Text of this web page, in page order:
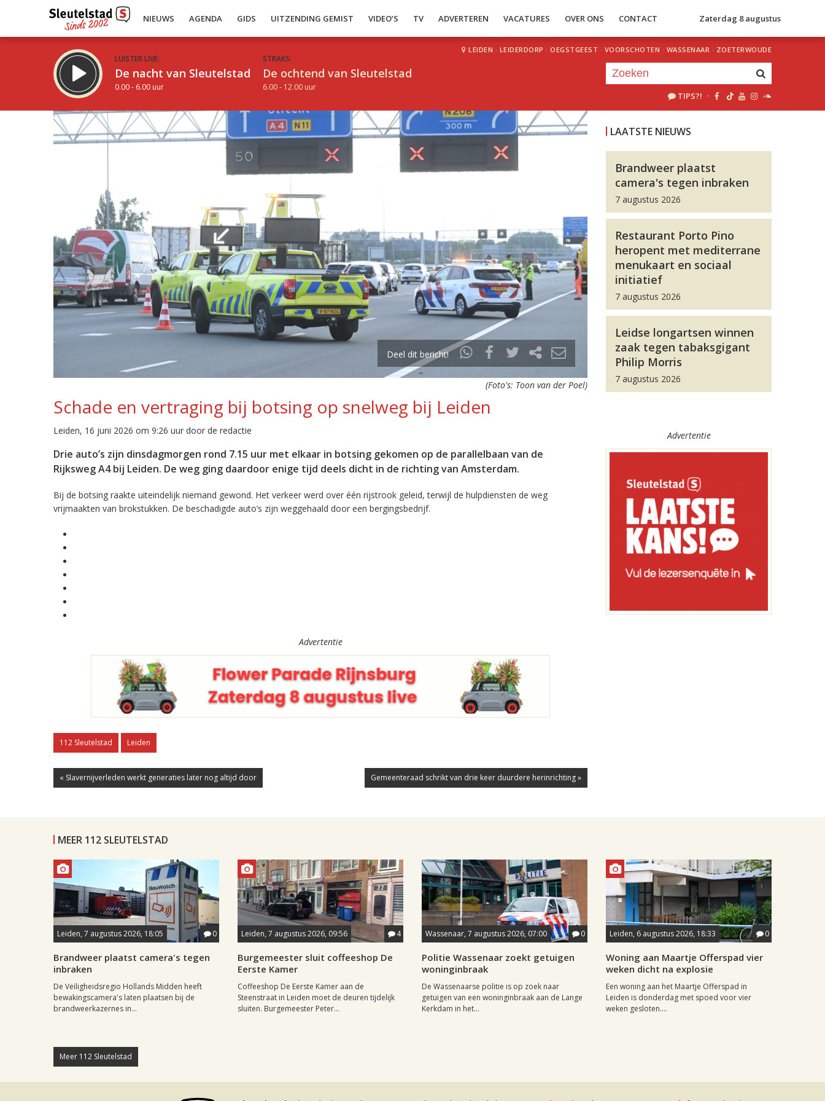
NIEUWS AGENDA GIDS UITZENDING GEMIST VIDEO’S TV ADVERTEREN VACATURES OVER ONS CONTACT Zaterdag 8 augustus
LUISTER LIVE:
De nacht van Sleutelstad
0.00 - 6.00 uur
STRAKS:
De ochtend van Sleutelstad
6.00 - 12.00 uur
LEIDEN · LEIDERDORP · OEGSTGEEST · VOORSCHOTEN · WASSENAAR · ZOETERWOUDE
TIPS?! ·
Deel dit bericht!
(Foto's: Toon van der Poel)
Schade en vertraging bij botsing op snelweg bij Leiden
Leiden, 16 juni 2026 om 9:26 uur door de redactie
Drie auto’s zijn dinsdagmorgen rond 7.15 uur met elkaar in botsing gekomen op de parallelbaan van de
Rijksweg A4 bij Leiden. De weg ging daardoor enige tijd deels dicht in de richting van Amsterdam.
Bij de botsing raakte uiteindelijk niemand gewond. Het verkeer werd over één rijstrook geleid, terwijl de hulpdiensten de weg
vrijmaakten van brokstukken. De beschadigde auto’s zijn weggehaald door een bergingsbedrijf.
Advertentie
112 Sleutelstad Leiden
« Slavernijverleden werkt generaties later nog altijd door Gemeenteraad schrikt van drie keer duurdere herinrichting »
LAATSTE NIEUWS
Brandweer plaatst
camera's tegen inbraken
7 augustus 2026
Restaurant Porto Pino
heropent met mediterrane
menukaart en sociaal
initiatief
7 augustus 2026
Leidse longartsen winnen
zaak tegen tabaksgigant
Philip Morris
7 augustus 2026
Advertentie
MEER 112 SLEUTELSTAD
Leiden, 7 augustus 2026, 18:05 0
Brandweer plaatst camera's tegen
inbraken
De Veiligheidsregio Hollands Midden heeft
bewakingscamera's laten plaatsen bij de
brandweerkazernes in...
Leiden, 7 augustus 2026, 09:56 4
Burgemeester sluit coffeeshop De
Eerste Kamer
Coffeeshop De Eerste Kamer aan de
Steenstraat in Leiden moet de deuren tijdelijk
sluiten. Burgemeester Peter...
Wassenaar, 7 augustus 2026, 07:00 0
Politie Wassenaar zoekt getuigen
woninginbraak
De Wassenaarse politie is op zoek naar
getuigen van een woninginbraak aan de Lange
Kerkdam in het...
Leiden, 6 augustus 2026, 18:33 0
Woning aan Maartje Offerspad vier
weken dicht na explosie
Een woning aan het Maartje Offerspad in
Leiden is donderdag met spoed voor vier
weken gesloten....
Meer 112 Sleutelstad